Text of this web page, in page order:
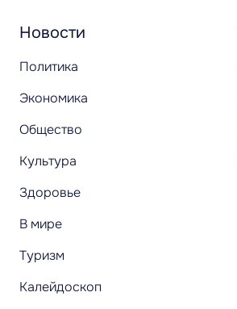
Новости
Политика
Экономика
Общество
Культура
Здоровье
В мире
Туризм
Калейдоскоп